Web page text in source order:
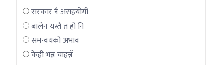
सरकार नै असहयोगी
बालेन यस्तै त हो नि
समन्वयको अभाव
केही भन्न चाहन्नँ